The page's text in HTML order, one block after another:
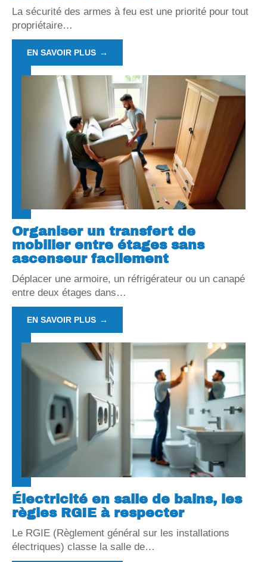
La sécurité des armes à feu est une priorité pour tout
propriétaire…
EN SAVOIR PLUS
Organiser un transfert de
mobilier entre étages sans
ascenseur facilement
Déplacer une armoire, un réfrigérateur ou un canapé
entre deux étages dans…
EN SAVOIR PLUS
Électricité en salle de bains, les
règles RGIE à respecter
Le RGIE (Règlement général sur les installations
électriques) classe la salle de…